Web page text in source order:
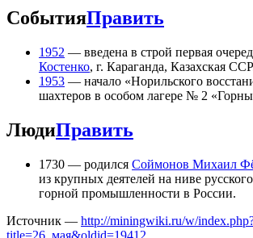
СобытияПравить
1952 — введена в строй первая
Костенко, г. Караганда, Казахская
1953 — начало «Норильского
шахтеров в особом лагере № 2
ЛюдиПравить
1730 — родился Соймонов Михаил
из крупных деятелей на ниве
горной промышленности в России.
Источник — http://miningwiki.ru/w/
title=26_мая&oldid=19412